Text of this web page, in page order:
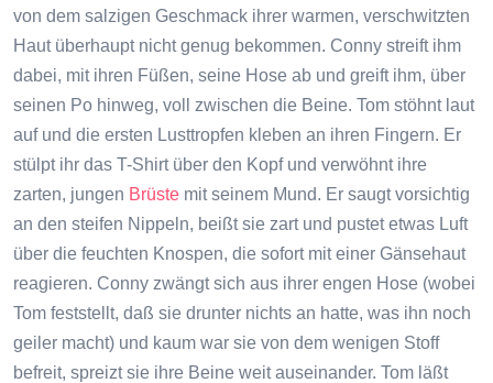
von dem salzigen Geschmack ihrer warmen, verschwitzten
Haut überhaupt nicht genug bekommen. Conny streift ihm
dabei, mit ihren Füßen, seine Hose ab und greift ihm, über
seinen Po hinweg, voll zwischen die Beine. Tom stöhnt laut
auf und die ersten Lusttropfen kleben an ihren Fingern. Er
stülpt ihr das T-Shirt über den Kopf und verwöhnt ihre
zarten, jungen Brüste mit seinem Mund. Er saugt vorsichtig
an den steifen Nippeln, beißt sie zart und pustet etwas Luft
über die feuchten Knospen, die sofort mit einer Gänsehaut
reagieren. Conny zwängt sich aus ihrer engen Hose (wobei
Tom feststellt, daß sie drunter nichts an hatte, was ihn noch
geiler macht) und kaum war sie von dem wenigen Stoff
befreit, spreizt sie ihre Beine weit auseinander. Tom läßt